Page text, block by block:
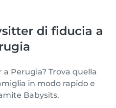
di fiducia a
Perugia? Trova quella
in modo rapido e
Babysits.